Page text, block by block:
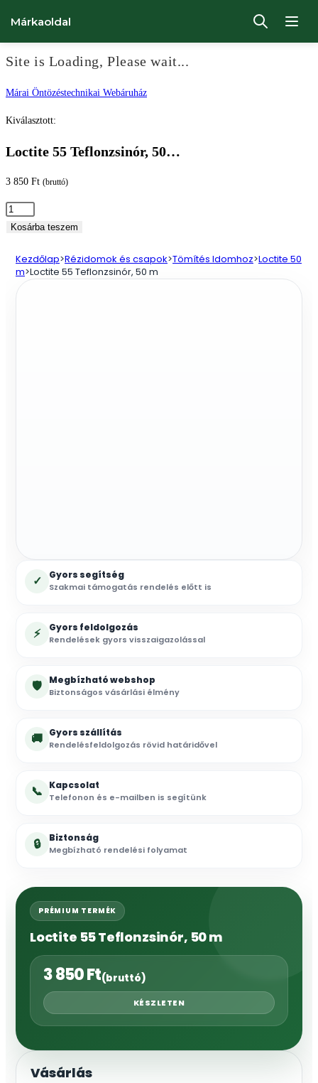
Site is Loading, Please wait...
Ugrás
Márai Öntözéstechnikai Webáruház
Márkaoldal
Kiválasztott:
Loctite 55 Teflonzsinór, 50…
3 850 Ft (bruttó)
Loctite
55Kosárba teszem
Kezdőlap>Rézidomok és csapok>Tömítés Idomhoz>Loctite 50
m>Loctite 55 Teflonzsinór, 50 m
✓ Gyors segítség
Szakmai támogatás rendelés előtt is
⚡ Gyors feldolgozás
Rendelések gyors visszaigazolással
🛡 Megbízható webshop
Biztonságos vásárlási élmény
🚚 Gyors szállítás
Rendelésfeldolgozás rövid határidővel
📞 Kapcsolat
Telefonon és e-mailben is segítünk
🔒 Biztonság
Megbízható rendelési folyamat
PRÉMIUM TERMÉK
Loctite 55 Teflonzsinór, 50 m
3 850Ft(bruttó)
KÉSZLETEN
Vásárlás